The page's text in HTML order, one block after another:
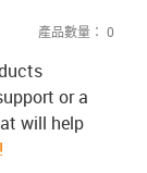
產品數量： 0
or a
will help